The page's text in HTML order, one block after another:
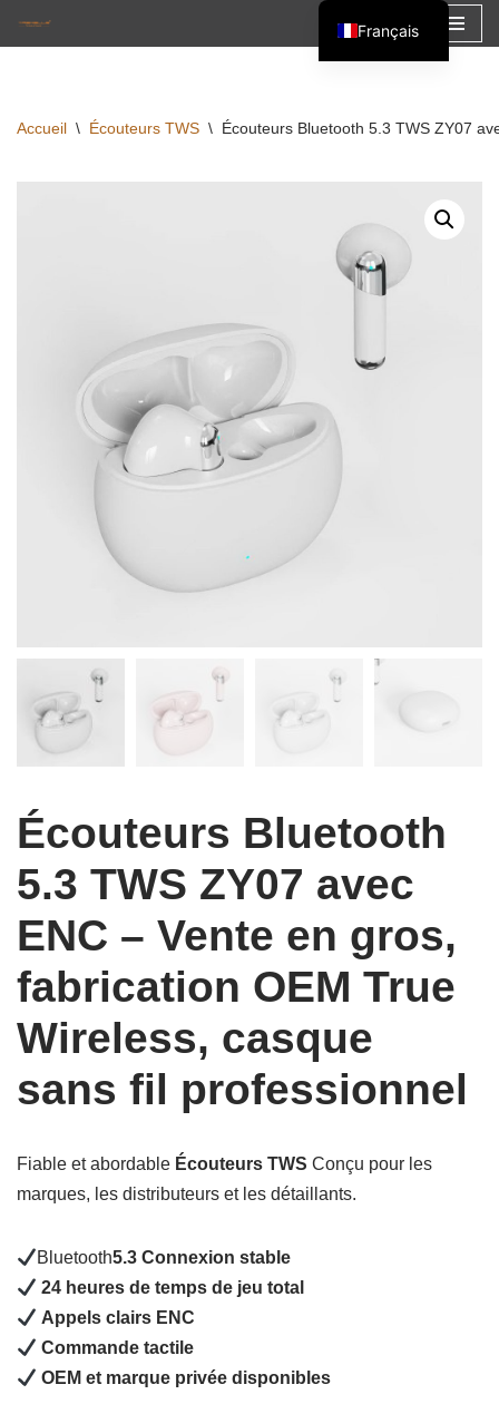
contenu
Accueil \ Écouteurs TWS \ Écouteurs Bluetooth 5.3 TWS ZY07
Écouteurs Bluetooth
5.3 TWS ZY07 avec
ENC – Vente en gros,
fabrication OEM True
Wireless, casque
sans fil professionnel
Fiable et abordable Écouteurs TWS Conçu pour les
marques, les distributeurs et les détaillants.
Bluetooth5.3 Connexion stable
24 heures de temps de jeu total
Appels clairs ENC
Commande tactile
OEM et marque privée disponibles
Français
English